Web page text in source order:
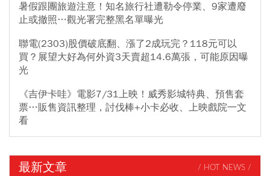
暑假跟團旅遊注意！知名旅行社遭勒令停業、9家遭廢
止或撤照…觀光署完整黑名單曝光
聯電(2303)股價破底翻、漲了2成玩完？118元可以
買？展望大好為何外資3天賣超14.6萬張，可能原因曝
光
《吉伊卡哇》電影7/31上映！威秀影城特典、預售套
票…販售資訊整理，討伐棒+小卡必收、上映戲院一文
看
最新文章 / HOT NEWS /